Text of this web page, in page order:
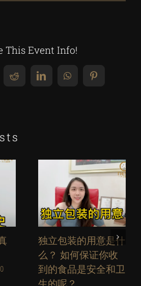
This Event Info!
RedditLinkedInWhatsAppPinterest
0
独立包装的用意是什
么？ 如何保证你收
到的食品是安全和卫
生的呢？